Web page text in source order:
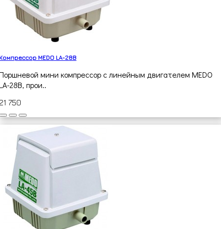
MEDO LA-28B
мини компрессор с линейным двигателем MEDO
28B, прои..
750